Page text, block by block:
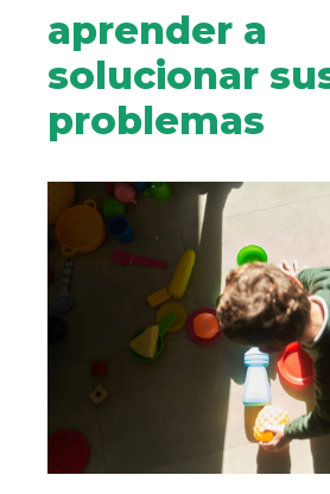
aprender a
solucionar
problemas